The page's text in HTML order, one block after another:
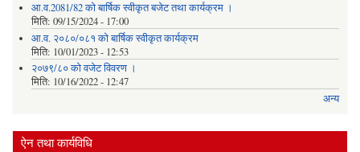
आ.व.2081/82 को बार्षिक स्वीकृत बजेट तथा कार्यक्रम ।
मिति: 09/15/2024 - 17:00
आ.व. २०८०/०८१ को बार्षिक स्वीकृत कार्यक्रम
मिति: 10/01/2023 - 12:53
२०७९/८० को वजेट विवरण ।
मिति: 10/16/2022 - 12:47
अन्य
ऐन तथा कार्यविधि